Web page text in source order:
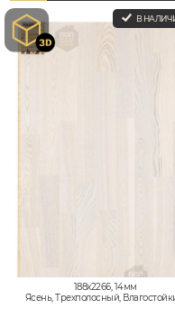
В
188x2266, 14мм
Ясень, Трехполосный,